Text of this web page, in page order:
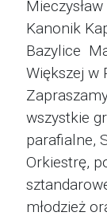
Kanonik
Bazylice
Większej w
wszystkie
parafialne,
Orkiestrę,
młodzież